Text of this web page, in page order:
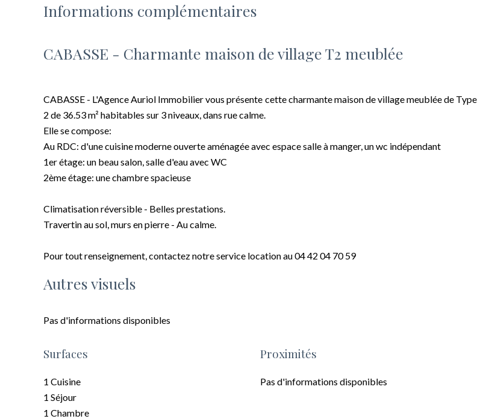
Informations complémentaires
CABASSE - Charmante maison de village T2 meublée
CABASSE - L'Agence Auriol Immobilier vous présente cette charmante maison de village meublée de Type
2 de 36.53 m² habitables sur 3 niveaux, dans rue calme.
Elle se compose:
Au RDC: d'une cuisine moderne ouverte aménagée avec espace salle à manger, un wc indépendant
1er étage: un beau salon, salle d'eau avec WC
2ème étage: une chambre spacieuse
Climatisation réversible - Belles prestations.
Travertin au sol, murs en pierre - Au calme.
Pour tout renseignement, contactez notre service location au 04 42 04 70 59
Autres visuels
Pas d'informations disponibles
Surfaces
1 Cuisine
1 Séjour
1 Chambre
Proximités
Pas d'informations disponibles